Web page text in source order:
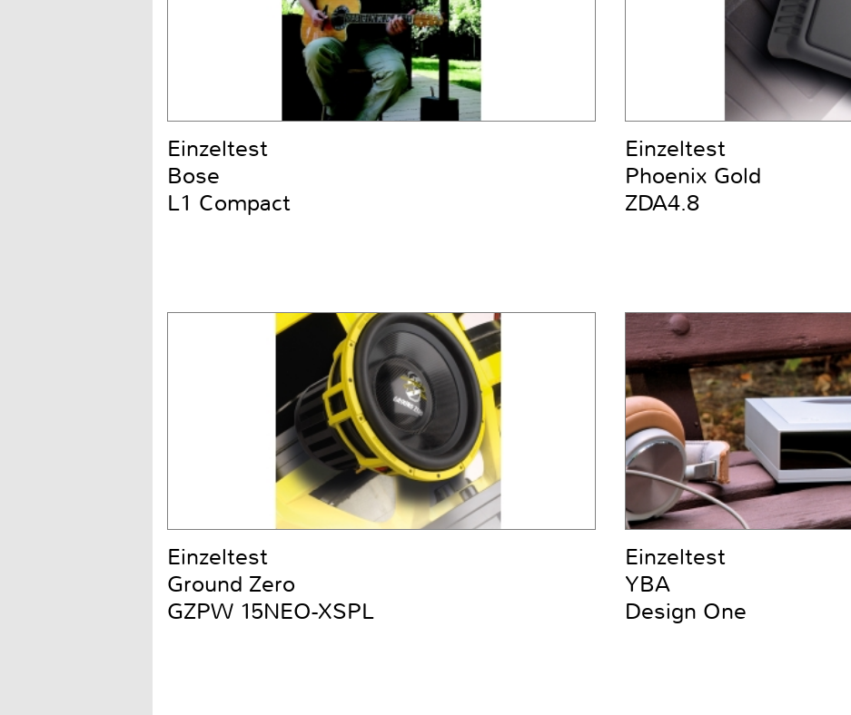
Einzeltest
Bose
L1 Compact
Einzeltest
Phoenix Gold
ZDA4.8
Einzeltest
Ground Zero
GZPW 15NEO-XSPL
Einzeltest
YBA
Design One